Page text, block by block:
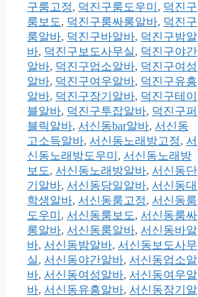
구룸고정, 덕진구룸도우미 , 덕진구
룸보도, 덕진구룸싸롱알바, 덕진구
룸알바, 덕진구바알바, 덕진구밤알
바, 덕진구보도사무실, 덕진구야간
알바, 덕진구업소알바, 덕진구여성
알바, 덕진구여우알바, 덕진구유흥
알바, 덕진구장기알바, 덕진구테이
블알바, 덕진구투잡알바, 덕진구퍼
블릭알바, 서신동bar알바, 서신동
고소득알바, 서신동노래방고정, 서
신동노래방도우미 , 서신동노래방
보도, 서신동노래방알바, 서신동단
기알바, 서신동당일알바, 서신동대
학생알바, 서신동룸고정, 서신동룸
도우미 , 서신동룸보도, 서신동룸싸
롱알바, 서신동룸알바, 서신동바알
바, 서신동밤알바, 서신동보도사무
실, 서신동야간알바, 서신동업소알
바, 서신동여성알바, 서신동여우알
바, 서신동유흥알바, 서신동장기알